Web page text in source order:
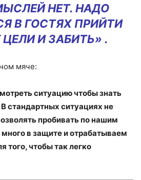
НЕТ. НАДО
В ГОСТЯХ ПРИЙТИ
И ЗАБИТЬ» .
мяче:
ситуацию чтобы знать
стандартных ситуациях не
пробивать по нашим
в защите и отрабатываем
того, чтобы так легко